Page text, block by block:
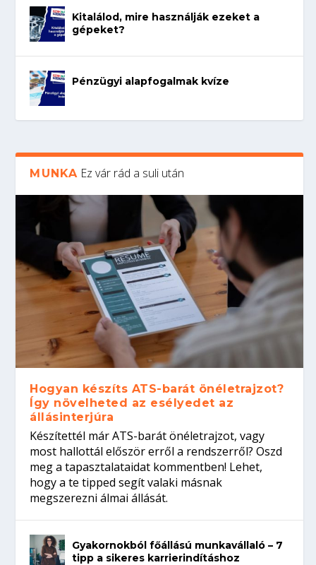
Kitalálod, mire használják ezeket a
gépeket?
Pénzügyi alapfogalmak kvíze
MUNKA Ez vár rád a suli után
Hogyan készíts ATS-barát önéletrajzot?
Így növelheted az esélyedet az
állásinterjúra
Készítettél már ATS-barát önéletrajzot, vagy
most hallottál először erről a rendszerről? Oszd
meg a tapasztalataidat kommentben! Lehet,
hogy a te tipped segít valaki másnak
megszerezni álmai állását.
Gyakornokból főállású munkavállaló – 7
tipp a sikeres karrierindításhoz